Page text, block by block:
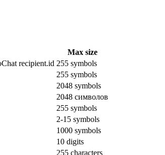
Max size
recipient.id 255 symbols
255 symbols
2048 symbols
2048 символов
255 symbols
2-15 symbols
1000 symbols
10 digits
255 characters